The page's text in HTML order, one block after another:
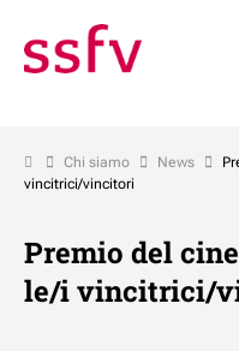
Chi siamo News
vincitrici/vincitori
Premio del
le/i vincitrici/